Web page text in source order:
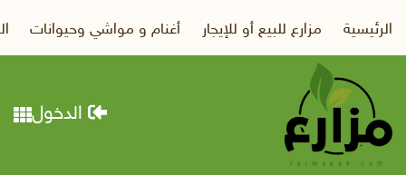
الرئيسية مزارع للبيع أو للإيجار أغنام و مواشي وحيوانات
الدخول